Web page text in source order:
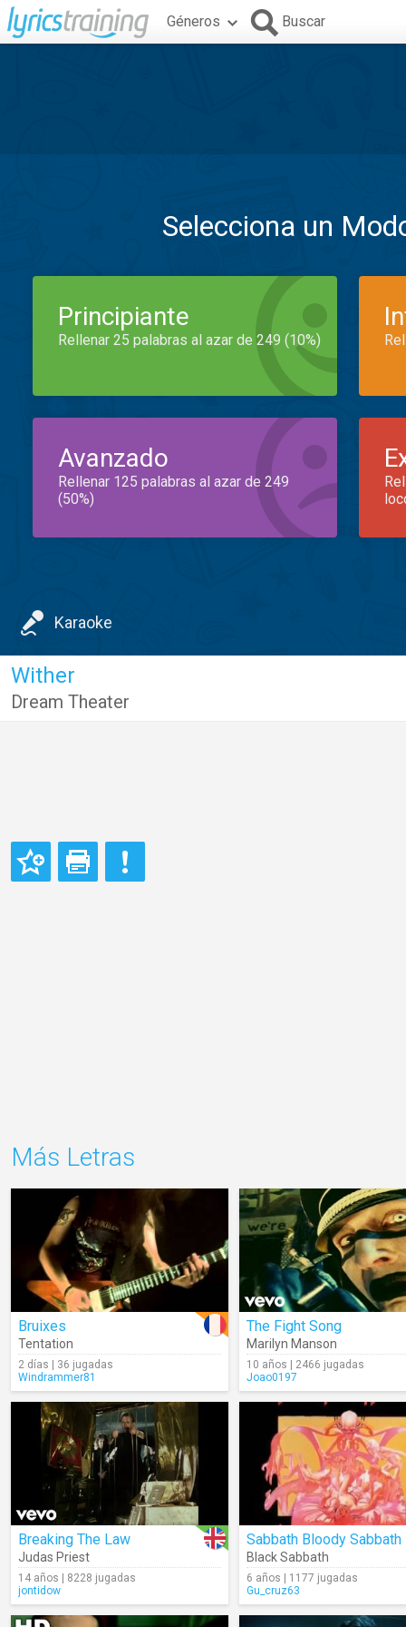
Géneros Buscar
Selecciona un
Principiante
Rellenar 25 palabras al azar de 249 (10%)
Avanzado
Rellenar 125 palabras al azar de 249
(50%)
Karaoke
Wither
Dream Theater
Más Letras
Bruixes
Tentation
2 días | 36 jugadas
Windrammer81
The Fight Song
Marilyn Manson
10 años | 2466 jugadas
Joao0197
Breaking The Law
Judas Priest
14 años | 8228 jugadas
jontidow
Sabbath Bloody Sabbath
Black Sabbath
6 años | 1177 jugadas
Gu_cruz63